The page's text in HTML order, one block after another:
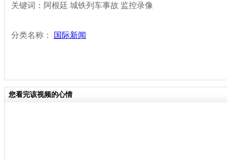
关键词：阿根廷 城铁列车事故 监控录像
分类名称： 国际新闻
您看完该视频的心情